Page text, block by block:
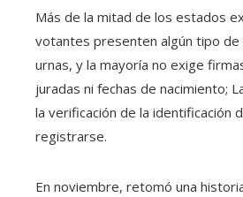
Más de la mitad de los estados
votantes presenten algún tipo de
urnas, y la mayoría no exige
juradas ni fechas de nacimiento;
la verificación de la identificación
registrarse.
En noviembre, retomó una